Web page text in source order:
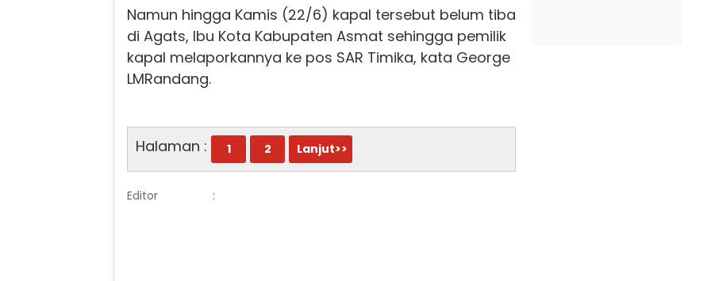
Namun hingga Kamis (22/6) kapal tersebut belum tiba
di Agats, Ibu Kota Kabupaten Asmat sehingga pemilik
kapal melaporkannya ke pos SAR Timika, kata George
LMRandang.
Halaman : 1 2 Lanjut>>
Editor :